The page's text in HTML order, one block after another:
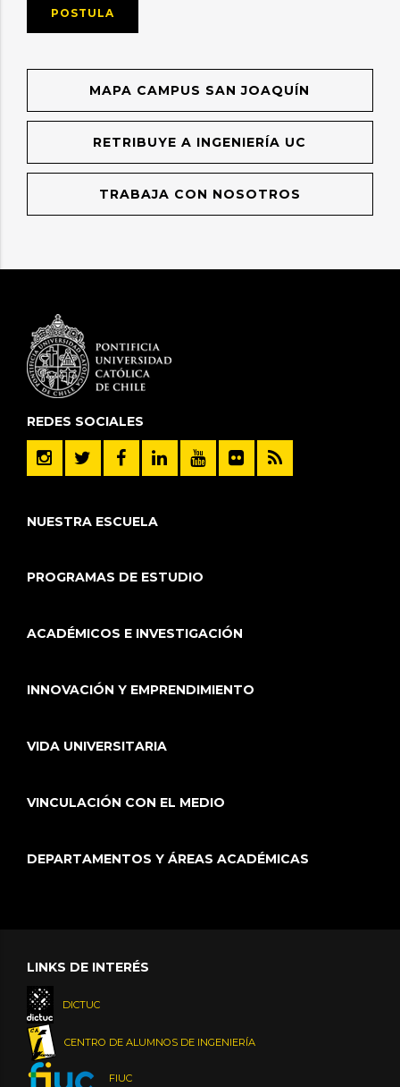
POSTULA
MAPA CAMPUS SAN JOAQUÍN
RETRIBUYE A INGENIERÍA UC
TRABAJA CON NOSOTROS
REDES SOCIALES
NUESTRA ESCUELA
PROGRAMAS DE ESTUDIO
ACADÉMICOS E INVESTIGACIÓN
INNOVACIÓN Y EMPRENDIMIENTO
VIDA UNIVERSITARIA
VINCULACIÓN CON EL MEDIO
DEPARTAMENTOS Y ÁREAS ACADÉMICAS
LINKS DE INTERÉS
DICTUC
CENTRO DE ALUMNOS DE INGENIERÍA
FIUC